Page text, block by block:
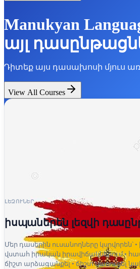
Manukyan
այլ
Դիտեք այս դասախոսի մյուս
View All Courses
ԼԵԶՈՒՆԵՐ
իսպաներեն լեզվի
Մեր դասերին ուսանողները կսովորեն՝
վստահ իրական իրավիճակներում •
ճիշտ արձագանքել • ճիշտ կառուցել